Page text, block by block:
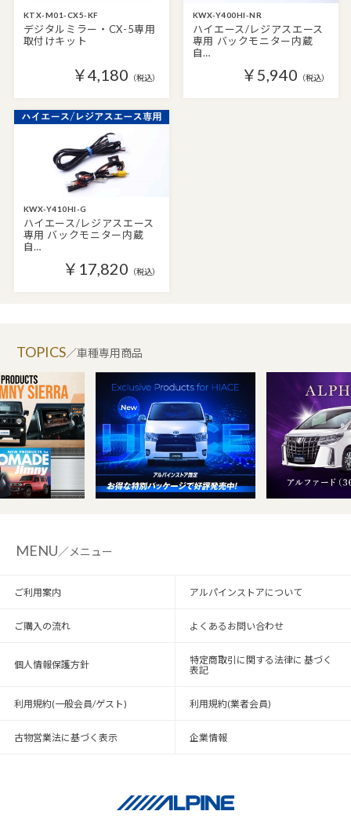
KTX-M01-CX5-KF
デジタルミラー・CX-5専用
取付けキット
￥4,180 （税込）
KWX-Y400HI-NR
ハイエース/レジアスエース
専用 バックモニター内蔵
自…
￥5,940 （税込）
KWX-Y410HI-G
ハイエース/レジアスエース
専用 バックモニター内蔵
自…
￥17,820 （税込）
／車種専用商品
MENU／メニュー
ご利用案内 アルパインストアについて
ご購入の流れ よくあるお問い合わせ
個人情報保護方針
特定商取引に関する法律に 基づく
表記
利用規約(一般会員/ゲスト) 利用規約(業者会員)
古物営業法に基づく表示 企業情報